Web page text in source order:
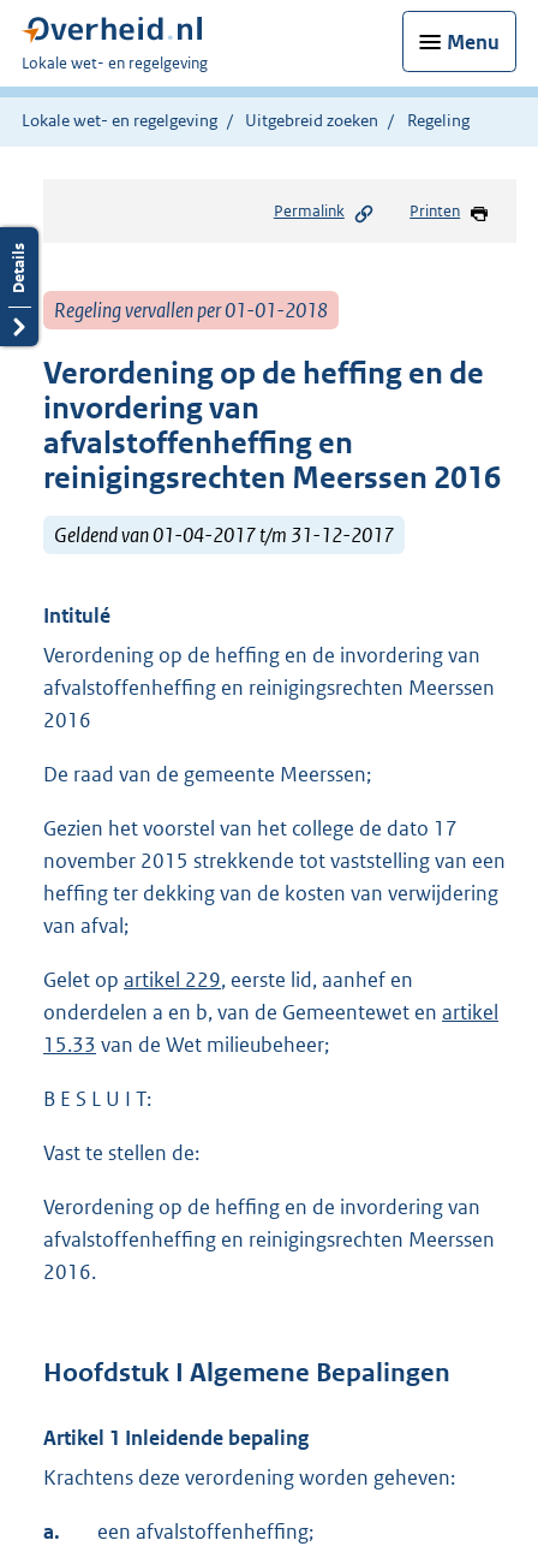
Menu
U
bent
hier:
Lokale wet- en regelgeving
Lokale wet- en regelgeving Uitgebreid zoeken Regeling
Permalink Printen
Regeling vervallen per 01-01-2018
Verordening op de heffing en de
invordering van
afvalstoffenheffing en
reinigingsrechten Meerssen 2016
Geldend van 01-04-2017 t/m 31-12-2017
Intitulé
Verordening op de heffing en de invordering van
afvalstoffenheffing en reinigingsrechten Meerssen
2016
De raad van de gemeente Meerssen;
Gezien het voorstel van het college de dato 17
november 2015 strekkende tot vaststelling van een
heffing ter dekking van de kosten van verwijdering
van afval;
Gelet op artikel 229, eerste lid, aanhef en
onderdelen a en b, van de Gemeentewet en artikel
15.33 van de Wet milieubeheer;
B E S L U I T:
Vast te stellen de:
Verordening op de heffing en de invordering van
afvalstoffenheffing en reinigingsrechten Meerssen
2016.
Hoofdstuk I Algemene Bepalingen
Artikel 1 Inleidende bepaling
Krachtens deze verordening worden geheven:
a. een afvalstoffenheffing;